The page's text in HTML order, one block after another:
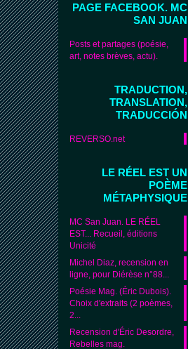
PAGE FACEBOOK. MC
SAN JUAN
Posts et partages (poésie,
art, notes brèves, actu).
TRADUCTION,
TRANSLATION,
TRADUCCIÓN
REVERSO.net
LE RÉEL EST UN
POÈME
MÉTAPHYSIQUE
MC San Juan. LE RÉEL
EST... Recueil, éditions
Unicité
Michel Diaz, recension en
ligne, pour Diérèse n°88...
Poésie Mag. (Éric Dubois).
Choix d'extraits (2 poèmes,
2...
Recension d'Éric Desordre,
Rebelles mag.